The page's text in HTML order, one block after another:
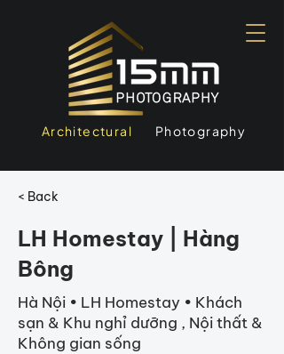
Architectural Photography
< Back
LH Homestay | Hàng
Bông
Hà Nội • LH Homestay • Khách
sạn & Khu nghỉ dưỡng , Nội thất &
Không gian sống